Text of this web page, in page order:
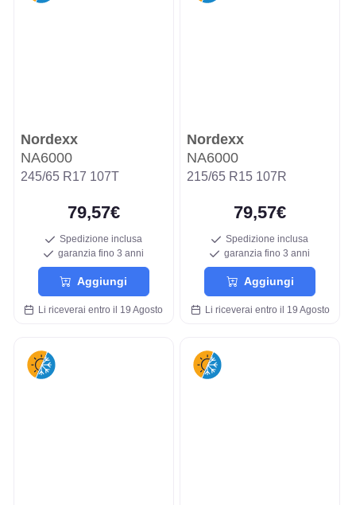
Nordexx
NA6000
245/65 R17 107T
79,57€
Spedizione inclusa
garanzia fino 3 anni
Aggiungi
Li riceverai entro il 19 Agosto
Nordexx
NA6000
215/65 R15 107R
79,57€
Spedizione inclusa
garanzia fino 3 anni
Aggiungi
Li riceverai entro il 19 Agosto